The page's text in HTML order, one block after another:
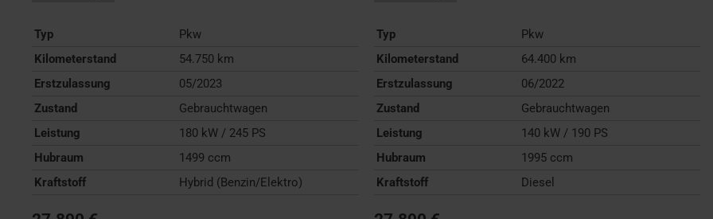
Typ
Pkw
Kilometerstand
54.750 km
Erstzulassung
05/2023
Zustand
Gebrauchtwagen
Leistung
180 kW / 245 PS
Hubraum
1499 ccm
Kraftstoff
Hybrid (Benzin/Elektro)
Typ
Pkw
Kilometerstand
64.400 km
Erstzulassung
06/2022
Zustand
Gebrauchtwagen
Leistung
140 kW / 190 PS
Hubraum
1995 ccm
Kraftstoff
Diesel